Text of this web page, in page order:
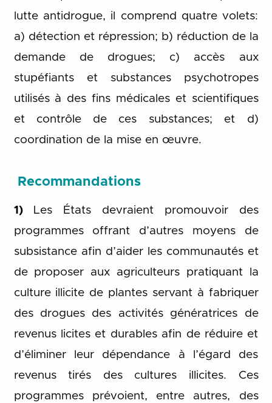
lutte antidrogue, il comprend quatre volets:
a) détection et répression; b) réduction de la
demande de drogues; c) accès aux
stupéfiants et substances psychotropes
utilisés à des fins médicales et scientifiques
et contrôle de ces substances; et d)
coordination de la mise en œuvre.
Recommandations
1)Les États devraient promouvoir des
programmes offrant d’autres moyens de
subsistance afin d’aider les communautés et
de proposer aux agriculteurs pratiquant la
culture illicite de plantes servant à fabriquer
des drogues des activités génératrices de
revenus licites et durables afin de réduire et
d’éliminer leur dépendance à l’égard des
revenus tirés des cultures illicites. Ces
programmes prévoient, entre autres, des